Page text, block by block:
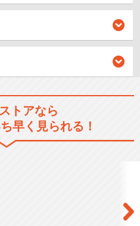
トアなら
早く見られる！